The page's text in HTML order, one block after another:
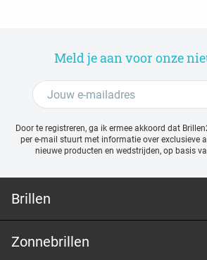
Meld je aan voor onze
Door te registreren, ga ik ermee akkoord dat
per e-mail stuurt met informatie over exclusieve
nieuwe producten en wedstrijden, op basis
Brillen
Zonnebrillen